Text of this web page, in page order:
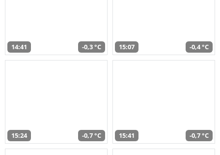
14:41 -0,3 °C 15:07 -0,4 °C
15:24 -0,7 °C 15:41 -0,7 °C